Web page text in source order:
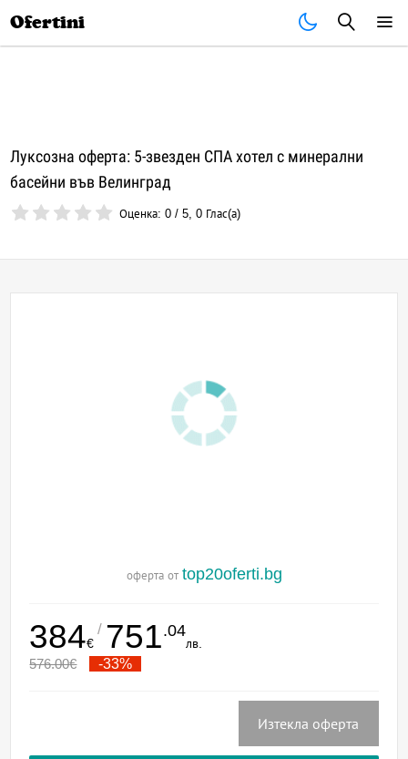
Ofertini
Луксозна оферта: 5-звезден СПА хотел с минерални
басейни във Велинград
Оценка:0 /5,0 Глас(а)
оферта от top20oferti.bg
384€
/ 751.04
лв.
576.00€ -33%
Изтекла оферта